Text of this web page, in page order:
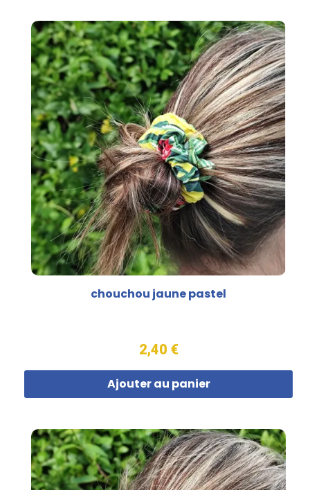
chouchou jaune pastel
2,40 €
Ajouter au panier